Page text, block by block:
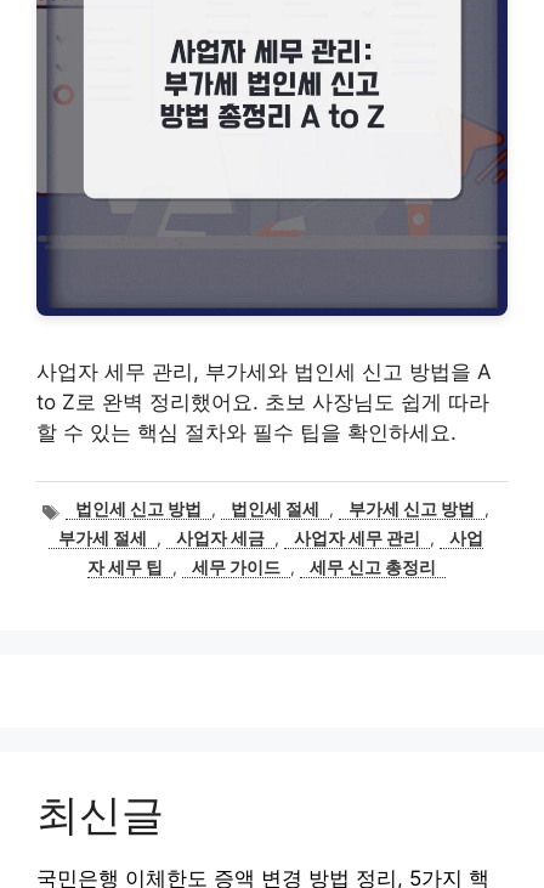
사업자 세무 관리, 부가세와 법인세 신고 방법을 A
to Z로 완벽 정리했어요. 초보 사장님도 쉽게 따라
할 수 있는 핵심 절차와 필수 팁을 확인하세요.
태
그
법인세 신고 방법 , 법인세 절세 , 부가세 신고 방법
,
부가세 절세
, 사업자 세금 , 사업자 세무 관리 ,
사업
자 세무 팁
, 세무 가이드 , 세무 신고 총정리
최신글
국민은행 이체한도 증액 변경 방법 정리, 5가지 핵